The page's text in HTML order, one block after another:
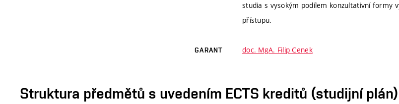
studia s vysokým podílem konzultativní formy
přístupu.
GARANT doc. MgA. Filip Cenek
Struktura předmětů s uvedením ECTS kreditů (studijní plán)